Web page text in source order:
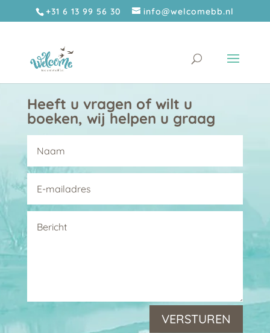
+31 6 13 99 56 30 info@welcomebb.nl
Heeft u vragen of wilt u
boeken, wij helpen u graag
VERSTUREN